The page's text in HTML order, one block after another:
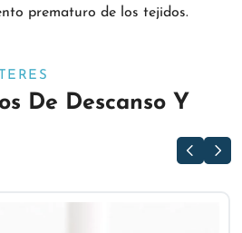
prematuro de los tejidos.
De Descanso Y